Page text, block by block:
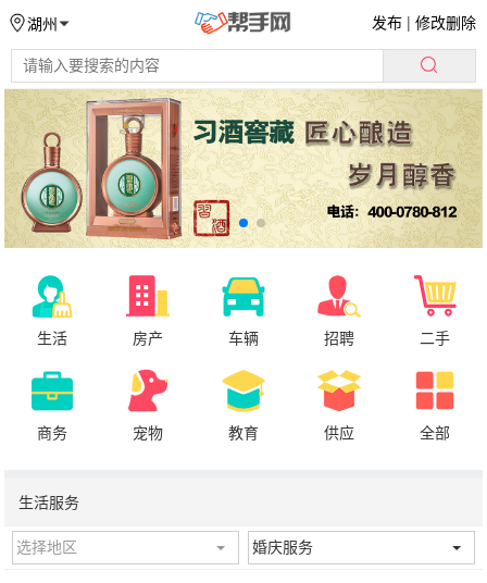
湖州 发布 |修改删除
生活 房产 车辆 招聘 二手
商务 宠物 教育 供应 全部
生活服务
选择地区 婚庆服务